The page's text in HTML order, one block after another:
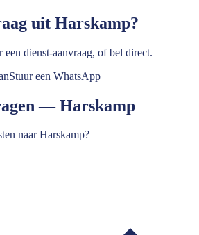
uit Harskamp?
dienst-aanvraag, of bel direct.
Stuur een WhatsApp
—Harskamp
naar Harskamp?